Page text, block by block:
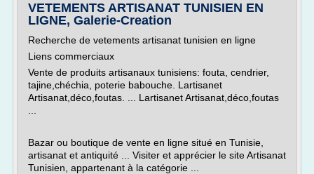
VETEMENTS ARTISANAT TUNISIEN EN
LIGNE, Galerie-Creation
Recherche de vetements artisanat tunisien en ligne
Liens commerciaux
Vente de produits artisanaux tunisiens: fouta, cendrier,
tajine,chéchia, poterie babouche. Lartisanet
Artisanat,déco,foutas. ... Lartisanet Artisanat,déco,foutas
Bazar ou boutique de vente en ligne situé en Tunisie,
artisanat et antiquité ... Visiter et apprécier le site Artisanat
Tunisien, appartenant à la catégorie ...